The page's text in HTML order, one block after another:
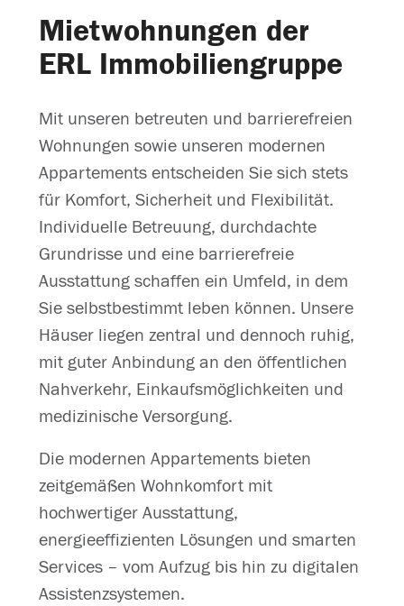
Mietwohnungen der
ERL Immobiliengruppe
Mit unseren betreuten und barrierefreien
Wohnungen sowie unseren modernen
Appartements entscheiden Sie sich stets
für Komfort, Sicherheit und Flexibilität.
Individuelle Betreuung, durchdachte
Grundrisse und eine barrierefreie
Ausstattung schaffen ein Umfeld, in dem
Sie selbstbestimmt leben können. Unsere
Häuser liegen zentral und dennoch ruhig,
mit guter Anbindung an den öffentlichen
Nahverkehr, Einkaufsmöglichkeiten und
medizinische Versorgung.
Die modernen Appartements bieten
zeitgemäßen Wohnkomfort mit
hochwertiger Ausstattung,
energieeffizienten Lösungen und smarten
Services – vom Aufzug bis hin zu digitalen
Assistenzsystemen.